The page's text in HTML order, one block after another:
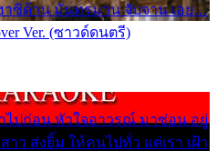
ฮาซิด้าน มันทรมาน จับจาน เอย…
Ver. (ซาวด์ดนตรี)
าไปก่อน หัวใจอาวรณ์ มาซ่อน อยู่
าว ส่งยิ้ม ให้คนไปทั่ว แต่เรา เฝ้า